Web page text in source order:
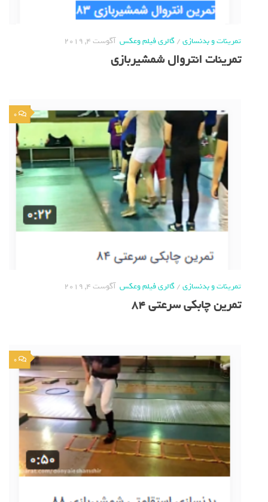
تمرینات و بدنسازی/گالری فیلم وعکس آگوست 4, 2019
تمرینات انتروال شمشیربازی
0
تمرینات و بدنسازی/گالری فیلم وعکس آگوست 4, 2019
تمرین چابکی سرعتی 84
0